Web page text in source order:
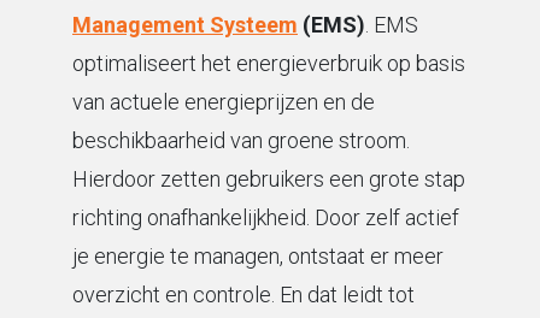
Management Systeem (EMS) . EMS
optimaliseert het energieverbruik op basis
van actuele energieprijzen en de
beschikbaarheid van groene stroom.
Hierdoor zetten gebruikers een grote stap
richting onafhankelijkheid. Door zelf actief
je energie te managen, ontstaat er meer
overzicht en controle. En dat leidt tot